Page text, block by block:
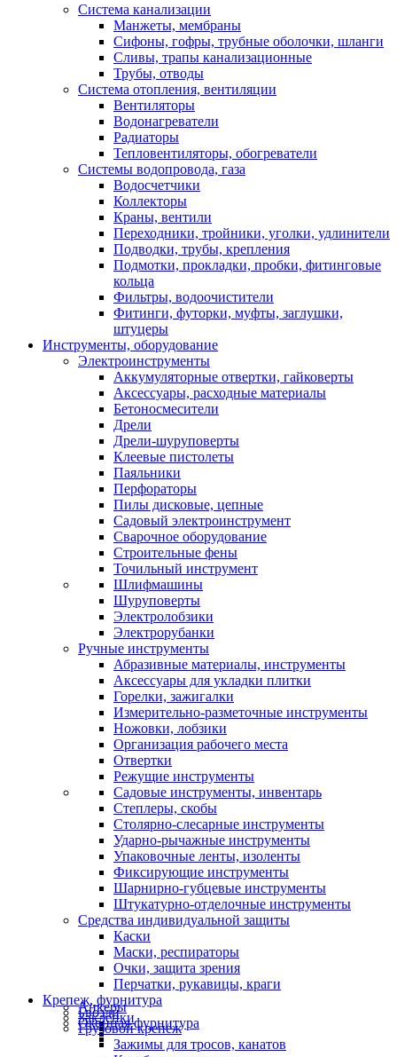
Система канализации
Манжеты, мембраны
Сифоны, гофры, трубные оболочки, шланги
Сливы, трапы канализационные
Трубы, отводы
Система отопления, вентиляции
Вентиляторы
Водонагреватели
Радиаторы
Тепловентиляторы, обогреватели
Системы водопровода, газа
Водосчетчики
Коллекторы
Краны, вентили
Переходники, тройники, уголки, удлинители
Подводки, трубы, крепления
Подмотки, прокладки, пробки, фитинговые
кольца
Фильтры, водоочистители
Фитинги, футорки, муфты, заглушки,
штуцеры
Инструменты, оборудование
Электроинструменты
Аккумуляторные отвертки, гайковерты
Аксессуары, расходные материалы
Бетоносмесители
Дрели
Дрели-шуруповерты
Клеевые пистолеты
Паяльники
Перфораторы
Пилы дисковые, цепные
Садовый электроинструмент
Сварочное оборудование
Строительные фены
Точильный инструмент
Шлифмашины
Шуруповерты
Электролобзики
Электрорубанки
Ручные инструменты
Абразивные материалы, инструменты
Аксессуары для укладки плитки
Горелки, зажигалки
Измерительно-разметочные инструменты
Ножовки, лобзики
Организация рабочего места
Отвертки
Режущие инструменты
Садовые инструменты, инвентарь
Степлеры, скобы
Столярно-слесарные инструменты
Ударно-рычажные инструменты
Упаковочные ленты, изоленты
Фиксирующие инструменты
Шарнирно-губцевые инструменты
Штукатурно-отделочные инструменты
Средства индивидуальной защиты
Каски
Маски, респираторы
Очки, защита зрения
Перчатки, рукавицы, краги
Крепеж, фурнитура
Анкеры
Гвозди
Заклепки
Оконная фурнитура
Грузовой крепеж
Зажимы для тросов, канатов